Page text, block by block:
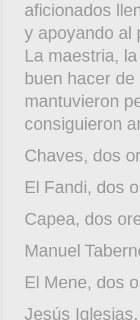
aficionados
y apoyando al
La maestria,
buen hacer
mantuvieron
consiguieron
Chaves, dos
El Fandi, dos
Capea, dos
Manuel
El Mene, dos
Jesús